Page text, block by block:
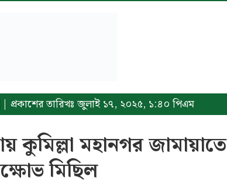
প্রকাশের তারিখঃ জুলাই ১৭, ২০২৫, ১:৪০ পিএম
কুমিল্লা মহানগর জামায়াতে
মিছিল